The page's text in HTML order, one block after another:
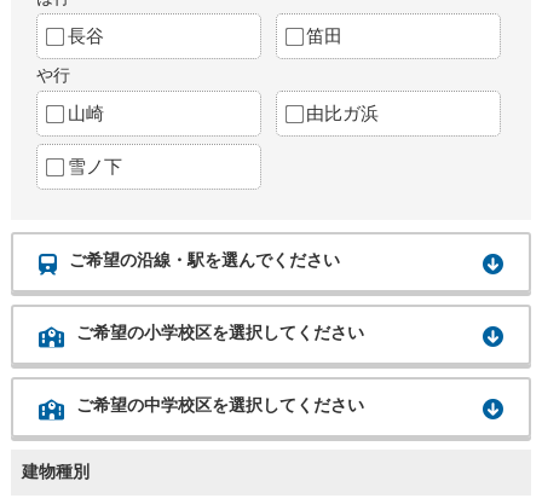
長谷 笛田
や行
山崎 由比ガ浜
雪ノ下
ご希望の沿線・駅を選んでください
ご希望の小学校区を選択してください
ご希望の中学校区を選択してください
建物種別